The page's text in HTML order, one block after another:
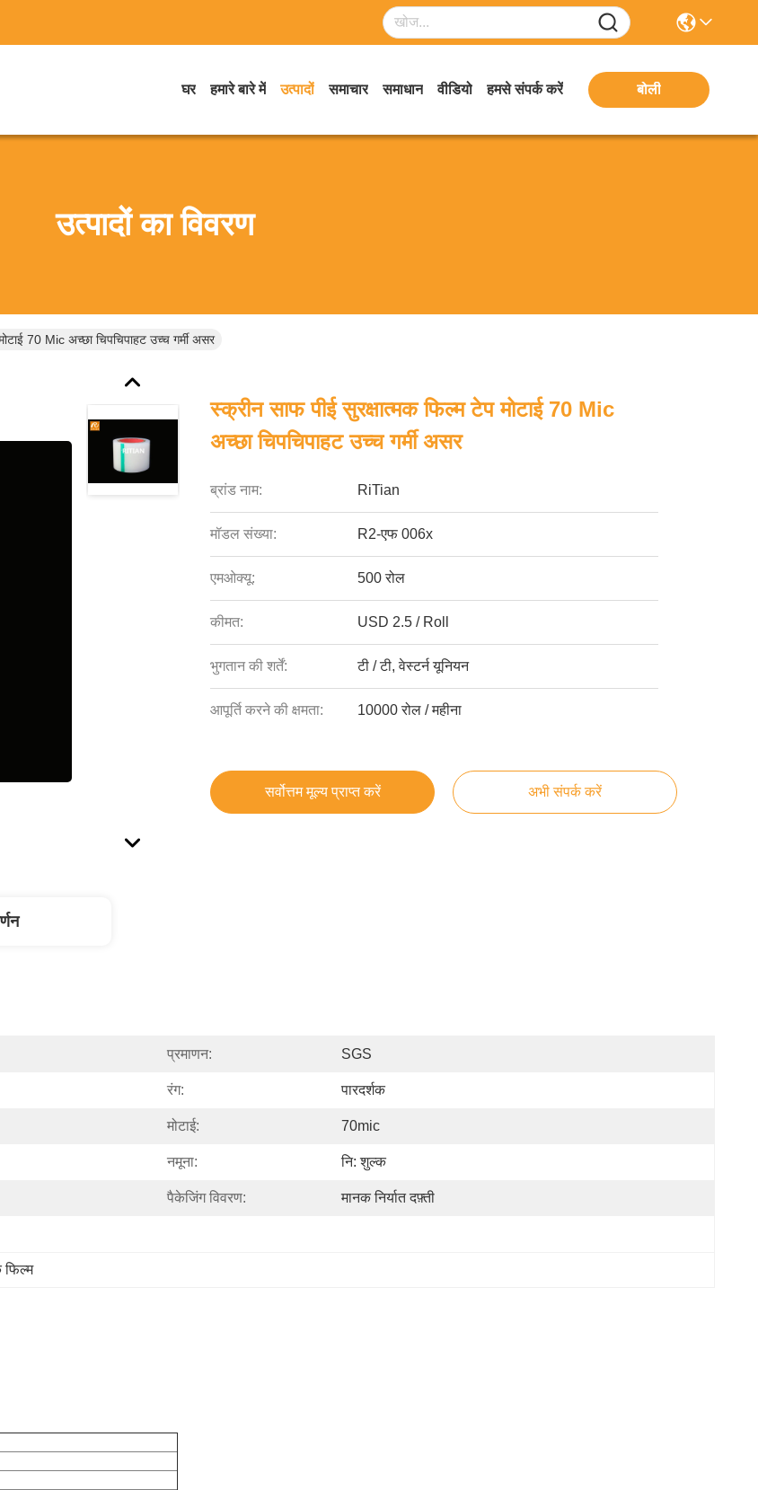
घर हमारे बारे में उत्पादों समाचार समाधान वीडियो हमसे संपर्क करें बोली
उत्पादों का विवरण
70 Mic अच्छा चिपचिपाहट उच्च गर्मी असर
स्क्रीन साफ ​​पीई सुरक्षात्मक फिल्म टेप मोटाई 70 Mic
अच्छा चिपचिपाहट उच्च गर्मी असर
ब्रांड नाम: RiTian
मॉडल संख्या: R2-एफ 006x
एमओक्यू: 500 रोल
कीमत: USD 2.5 / Roll
भुगतान की शर्तें: टी / टी, वेस्टर्न यूनियन
आपूर्ति करने की क्षमता: 10000 रोल / महीना
सर्वोत्तम मूल्य प्राप्त करें अभी संपर्क करें
प्रमाणन: SGS
रंग: पारदर्शक
मोटाई: 70mic
नमूना: नि: शुल्क
पैकेजिंग विवरण: मानक निर्यात दफ़्ती
फिल्म